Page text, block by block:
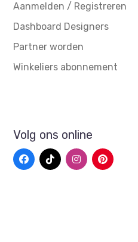
Aanmelden / Registreren
Dashboard Designers
Partner worden
Winkeliers abonnement
Volg ons online